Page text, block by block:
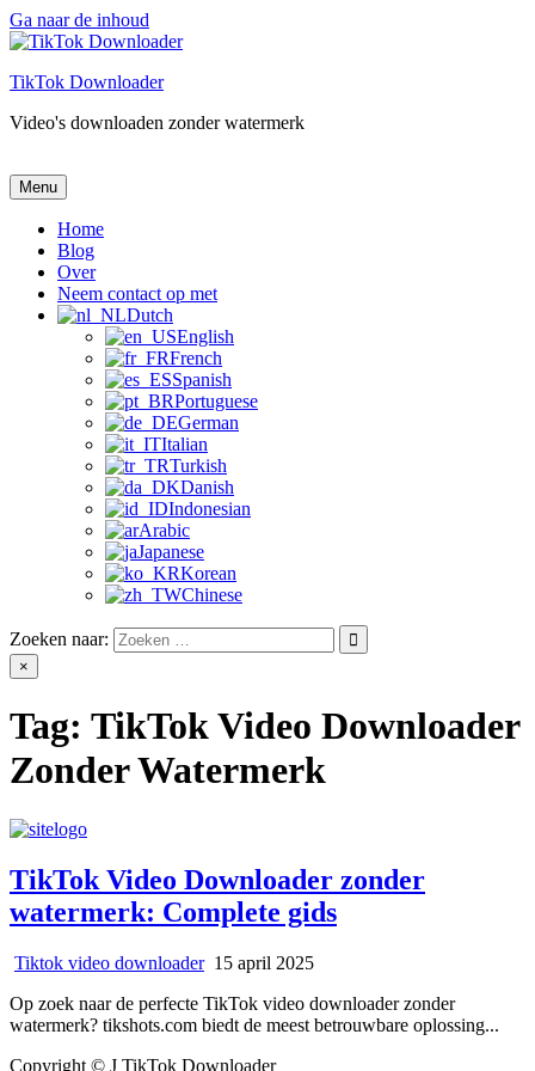
Ga naar de inhoud
TikTok Downloader
Video's downloaden zonder watermerk
TikTok Downloader
Video's downloaden zonder watermerk
Menu
Home
Blog
Over
Neem contact op met
Dutch
English
French
Spanish
Portuguese
German
Italian
Turkish
Danish
Indonesian
Arabic
Japanese
Korean
Chinese
Zoeken naar:
×
Tag: TikTok Video Downloader
Zonder Watermerk
TikTok Video Downloader zonder
watermerk: Complete gids
Tiktok video downloader 15 april 2025
Op zoek naar de perfecte TikTok video downloader zonder
watermerk? tikshots.com biedt de meest betrouwbare oplossing...
Copyright © J TikTok Downloader